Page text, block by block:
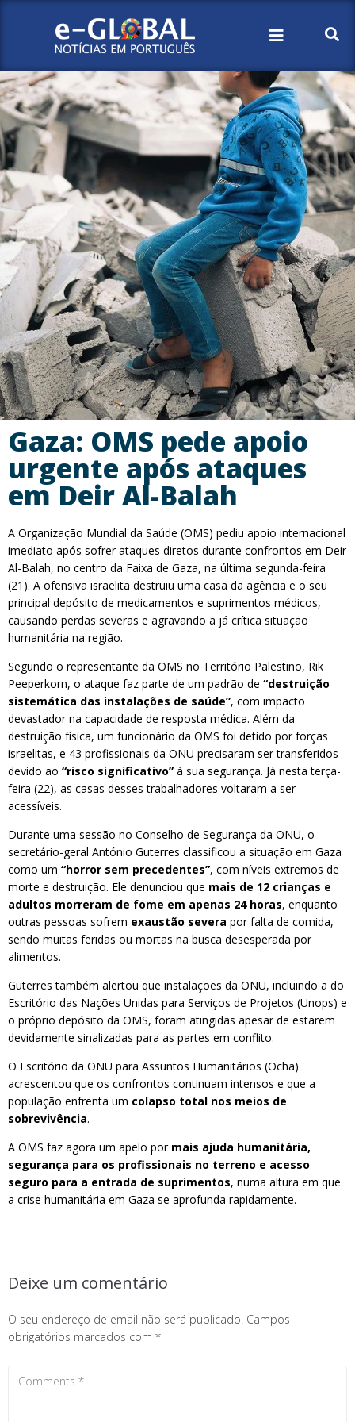
Gaza: OMS pede apoio
urgente após ataques
em Deir Al-Balah
A Organização Mundial da Saúde (OMS) pediu apoio internacional
imediato após sofrer ataques diretos durante confrontos em Deir
Al-Balah, no centro da Faixa de Gaza, na última segunda-feira
(21). A ofensiva israelita destruiu uma casa da agência e o seu
principal depósito de medicamentos e suprimentos médicos,
causando perdas severas e agravando a já crítica situação
humanitária na região.
Segundo o representante da OMS no Território Palestino, Rik
Peeperkorn, o ataque faz parte de um padrão de “destruição
sistemática das instalações de saúde”, com impacto
devastador na capacidade de resposta médica. Além da
destruição física, um funcionário da OMS foi detido por forças
israelitas, e 43 profissionais da ONU precisaram ser transferidos
devido ao “risco significativo” à sua segurança. Já nesta terça-
feira (22), as casas desses trabalhadores voltaram a ser
acessíveis.
Durante uma sessão no Conselho de Segurança da ONU, o
secretário-geral António Guterres classificou a situação em Gaza
como um “horror sem precedentes”, com níveis extremos de
morte e destruição. Ele denunciou que mais de 12 crianças e
adultos morreram de fome em apenas 24 horas, enquanto
outras pessoas sofrem exaustão severa por falta de comida,
sendo muitas feridas ou mortas na busca desesperada por
alimentos.
Guterres também alertou que instalações da ONU, incluindo a do
Escritório das Nações Unidas para Serviços de Projetos (Unops) e
o próprio depósito da OMS, foram atingidas apesar de estarem
devidamente sinalizadas para as partes em conflito.
O Escritório da ONU para Assuntos Humanitários (Ocha)
acrescentou que os confrontos continuam intensos e que a
população enfrenta um colapso total nos meios de
sobrevivência.
A OMS faz agora um apelo por mais ajuda humanitária,
segurança para os profissionais no terreno e acesso
seguro para a entrada de suprimentos, numa altura em que
a crise humanitária em Gaza se aprofunda rapidamente.
Deixe um comentário
O seu endereço de email não será publicado. Campos
obrigatórios marcados com *